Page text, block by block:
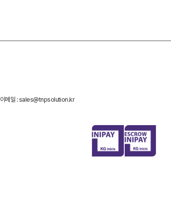
이메일 : sales@tnpsolution.kr